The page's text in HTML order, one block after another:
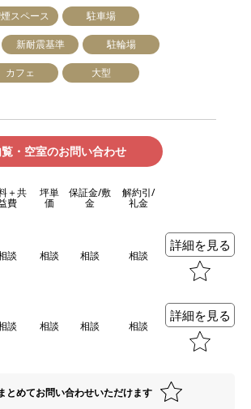
スペース 駐車場
新耐震基準 駐輪場
カフェ 大型
・空室のお問い合わせ
＋共
費
坪単
価
保証金/敷
金
解約引/
礼金
談 相談 相談 相談
詳細を見る
談 相談 相談 相談
詳細を見る
とめてお問い合わせいただけます